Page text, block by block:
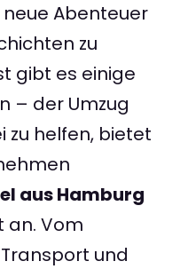
Abenteuer
zu
gibt es einige
– der Umzug
zu helfen, bietet
aus Hamburg
an. Vom
und